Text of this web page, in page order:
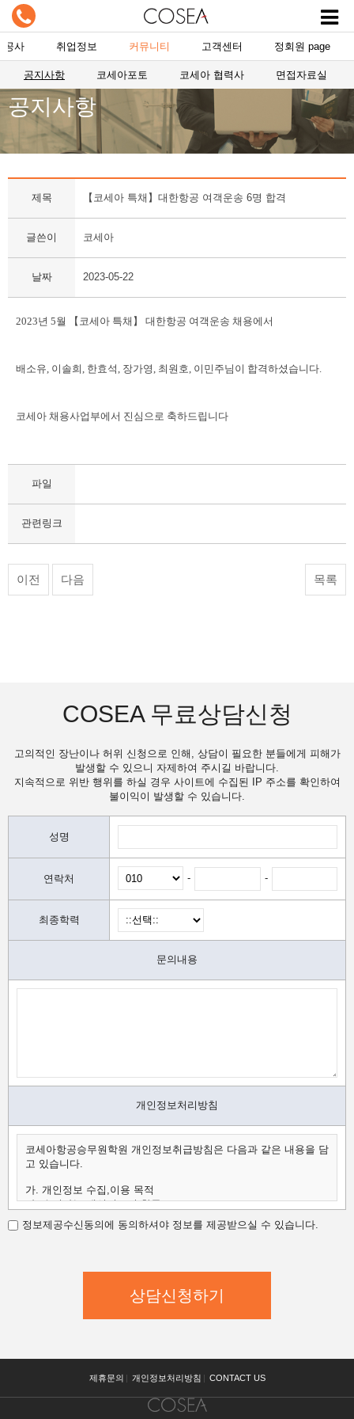
공사 취업정보 커뮤니티 고객센터 정회원 page
공지사항 코세아포토 코세아 협력사 면접자료실
공지사항
제목 【코세아 특채】대한항공 여객운송 6명 합격
글쓴이 코세아
날짜 2023-05-22
2023년 5월 【코세아 특채】 대한항공 여객운송 채용에서
배소유, 이솔희, 한효석, 장가영, 최원호, 이민주님이 합격하셨습니다. ​
코세아 채용사업부에서 진심으로 축하드립니다
파일
관련링크
이전 다음 목록
COSEA 무료상담신청
고의적인 장난이나 허위 신청으로 인해, 상담이 필요한 분들에게 피해가
발생할 수 있으니 자제하여 주시길 바랍니다.
지속적으로 위반 행위를 하실 경우 사이트에 수집된 IP 주소를 확인하여
불이익이 발생할 수 있습니다.
성명
연락처 - -
최종학력
문의내용
개인정보처리방침
코세아항공승무원학원 개인정보취급방침은 다음과 같은 내용을 담
고 있습니다.
가. 개인정보 수집,이용 목적
나. 수집하는 개인정보의 항목
다. 개인정보의 보유 및 이용 기간
가.개인정보 수집,이용 목적
코세아항공승무원학원은 다음과 같은 방법으로 개인정보를 수집합
- 홈페이지 내 상담신청(입학문의, 상담신청)
- 과정문의에 대한 학과담당자들의 전화 및 이메일 상담
나.수집하는 개인정보의 항목
코세아항공승무원학원은 고객님의 온라인상담(입학문의, 상담신
개인정보를 아래와 같이 수집하고 있습니다.
정보제공수신동의에 동의하셔야 정보를 제공받으실 수 있습니다.
제휴문의 | 개인정보처리방침 | CONTACT US